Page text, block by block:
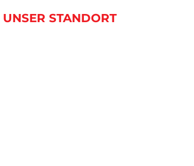
UNSER STANDORT